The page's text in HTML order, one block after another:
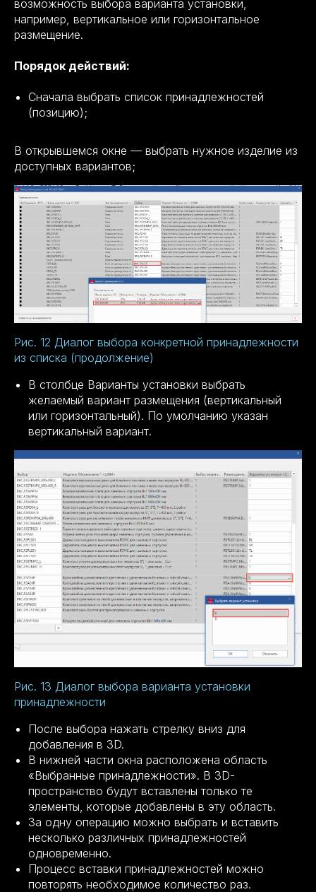
возможность выбора варианта установки,
например, вертикальное или горизонтальное
размещение.
Порядок действий:
Сначала выбрать список принадлежностей
(позицию);
В открывшемся окне — выбрать нужное изделие из
доступных вариантов;
Рис. 12 Диалог выбора конкретной принадлежности
из списка (продолжение)
В столбце Варианты установки выбрать
желаемый вариант размещения (вертикальный
или горизонтальный). По умолчанию указан
вертикальный вариант.
Рис. 13 Диалог выбора варианта установки
принадлежности
После выбора нажать стрелку вниз для
добавления в 3D.
В нижней части окна расположена область
«Выбранные принадлежности». В 3D-
пространство будут вставлены только те
элементы, которые добавлены в эту область.
За одну операцию можно выбрать и вставить
несколько различных принадлежностей
одновременно.
Процесс вставки принадлежностей можно
повторять необходимое количество раз.